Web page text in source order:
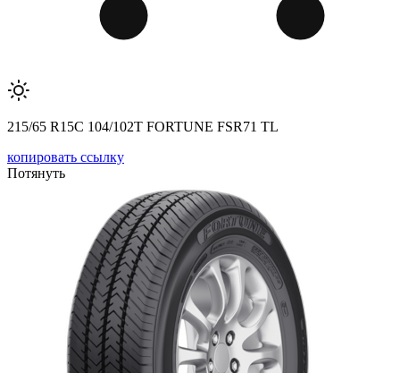
215/65 R15C 104/102T FORTUNE FSR71 TL
копировать ссылку
Потянуть